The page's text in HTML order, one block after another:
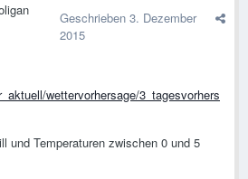
Geschrieben 3. Dezember
2015
wettervorhersage/3_tagesvorhers
und Temperaturen zwischen 0 und 5